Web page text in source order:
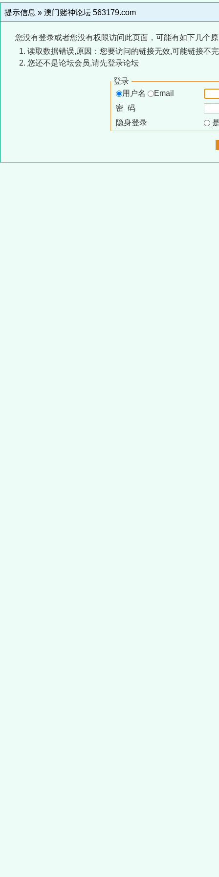
提示信息 » 澳门赌神论坛 563179.com
您没有登录或者您没有权限访问此页面，可能有如下几个
读取数据错误,原因：您要访问的链接无效,可能链接不
您还不是论坛会员,请先登录论坛
登录
用户名
Email
密 码
隐身登录